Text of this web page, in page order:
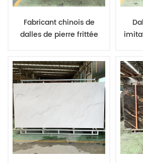
Fabricant chinois de
dalles de pierre frittée
Mahal, finition polie ou
mate, à prix abordable.